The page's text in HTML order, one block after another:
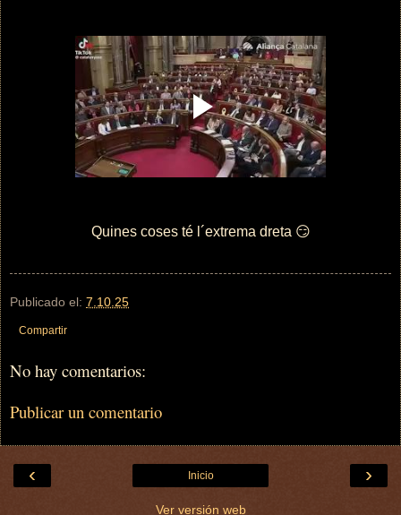
Quines coses té l´extrema dreta 😏
Publicado el: 7.10.25
Compartir
No hay comentarios:
Publicar un comentario
‹ ›
Inicio
Ver versión web